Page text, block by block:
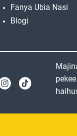
Fanya Ubia Nasi
Blogi